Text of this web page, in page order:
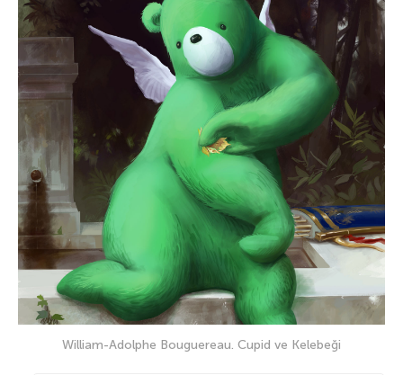
William-Adolphe Bouguereau. Cupid ve Kelebeği